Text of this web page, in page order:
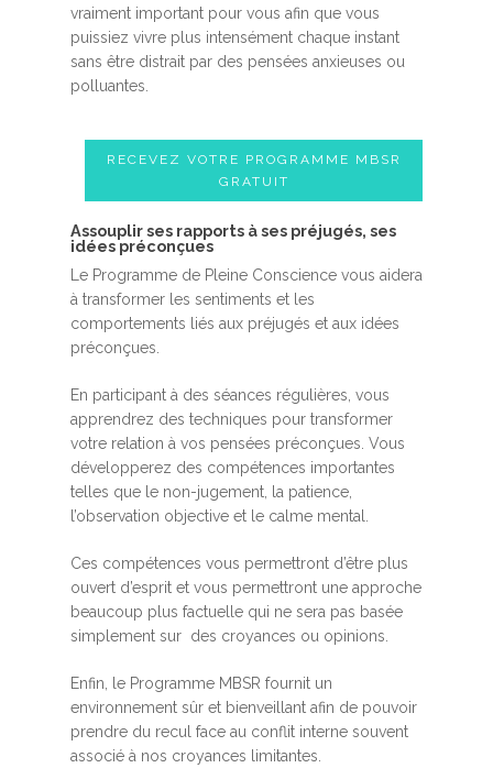
vraiment important pour vous afin que vous
puissiez vivre plus intensément chaque instant
sans être distrait par des pensées anxieuses ou
polluantes.
RECEVEZ VOTRE PROGRAMME MBSR
GRATUIT
Assouplir ses rapports à ses préjugés, ses
idées préconçues
Le Programme de Pleine Conscience vous aidera
à transformer les sentiments et les
comportements liés aux préjugés et aux idées
préconçues.
En participant à des séances régulières, vous
apprendrez des techniques pour transformer
votre relation à vos pensées préconçues. Vous
développerez des compétences importantes
telles que le non-jugement, la patience,
l’observation objective et le calme mental.
Ces compétences vous permettront d’être plus
ouvert d’esprit et vous permettront une approche
beaucoup plus factuelle qui ne sera pas basée
simplement sur des croyances ou opinions.
Enfin, le Programme MBSR fournit un
environnement sûr et bienveillant afin de pouvoir
prendre du recul face au conflit interne souvent
associé à nos croyances limitantes.